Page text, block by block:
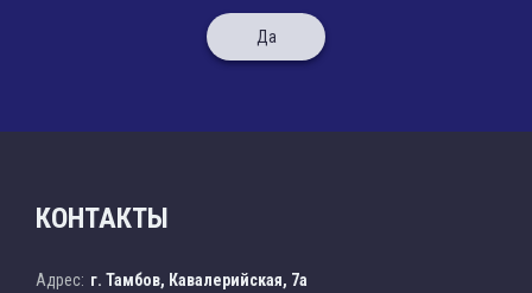
Да
КОНТАКТЫ
Адрес: г. Тамбов, Кавалерийская, 7а